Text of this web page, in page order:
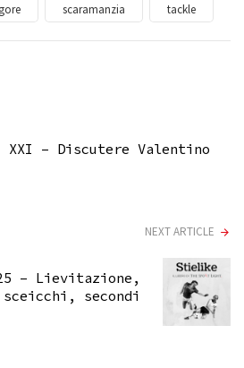
scaramanzia tackle
XXI – Discutere Valentino
NEXT ARTICLE
– Lievitazione,
sceicchi, secondi